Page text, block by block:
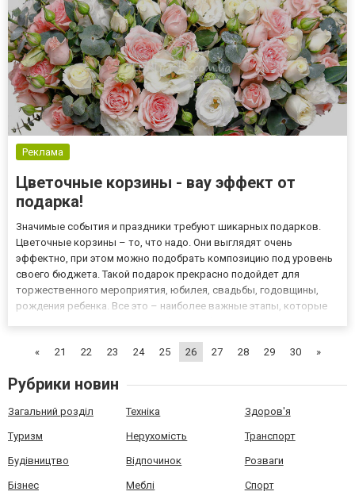
Реклама
Цветочные корзины - вау эффект от
подарка!
Значимые события и праздники требуют шикарных подарков.
Цветочные корзины – то, что надо. Они выглядят очень
эффектно, при этом можно подобрать композицию под уровень
своего бюджета. Такой подарок прекрасно подойдет для
торжественного мероприятия, юбилея, свадьбы, годовщины,
рождения ребенка. Все это – наиболее важные этапы, которые
их можно д...
« 21 22 23 24 25 26 27 28 29 30 »
Рубрики новин
Загальний розділ Техніка Здоров'я
Туризм Нерухомість Транспорт
Будівництво Відпочинок Розваги
Бізнес Меблі Спорт